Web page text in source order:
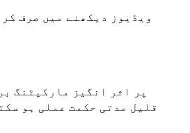
قلیل مدتی حکمت عملی ہو